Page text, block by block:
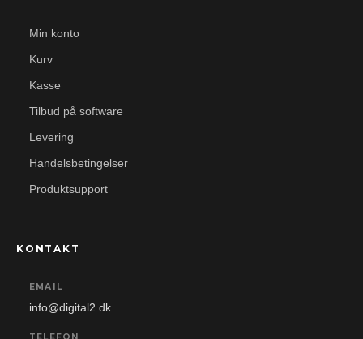
Min konto
Kurv
Kasse
Tilbud på software
Levering
Handelsbetingelser
Produktsupport
KONTAKT
EMAIL
info@digital2.dk